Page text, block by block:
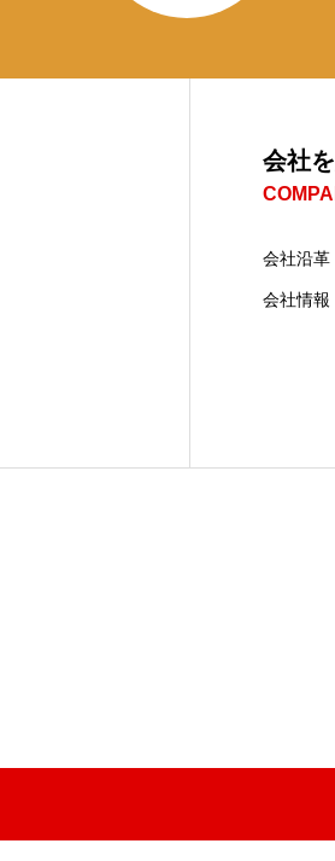
会社
会社沿革
会社情報